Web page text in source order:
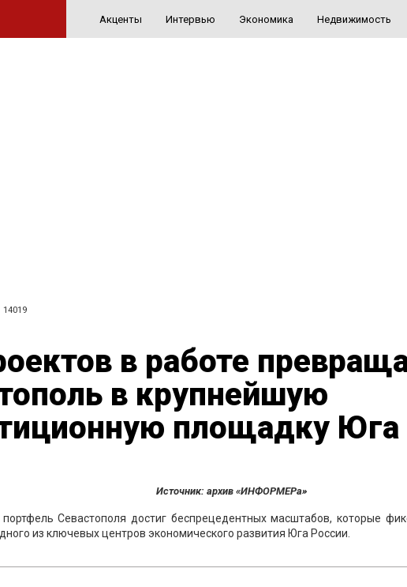
Акценты Интервью Экономика Недвижимость
14019
в работе
в крупнейшую
площадку Юга
Источник: архив «ИНФОРМЕРа»
Севастополя достиг беспрецедентных масштабов, которые
из ключевых центров экономического развития Юга России.